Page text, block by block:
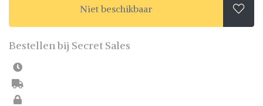
Niet beschikbaar 
Bestellen bij Secret Sales